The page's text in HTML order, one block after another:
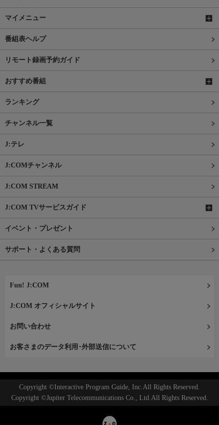
マイメニュー
番組表ヘルプ
リモート録画予約ガイド
おすすめ番組
ランキング
チャンネル一覧
J:テレ
J:COMチャンネル
J:COM STREAM
J:COM TVサービスガイド
イベント・プレゼント
サポート・よくある質問
Fun! J:COM
J:COM オフィシャルサイト
お問い合わせ
お客さまのデータ利用･外部送信について
Copyright ©Interactive Program Guide, Inc.All Rights Reserved.
Copyright ©Jupiter Telecommunications Co., Ltd.All Rights Reserved.